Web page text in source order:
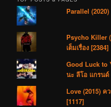
Parallel
Psycho Killer
เต็มเรื่อง [2384]
Good Luck to
นะ ลีโอ แกรนด์
Love (2015) ค
[1117]